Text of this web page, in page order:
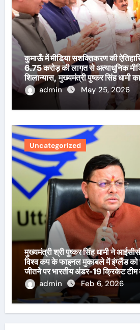
कुमाऊँ में मीडिया सशक्तिकरण की
6.75 करोड़ की लागत से अत्याधुनिक
शिलान्यास, मुख्यमंत्री पुष्कर सिंह धामी
admin
May 25, 2026
Uncategorized
मुख्यमंत्री श्री पुष्कर सिंह धामी ने
विश्व कप के फाइनल मुकाबले में इंग्लैंड को
जीतने पर भारतीय अंडर-19 क्रिकेट टीम
शुभकामनाएँ दी हैं।
admin Feb 6, 2026